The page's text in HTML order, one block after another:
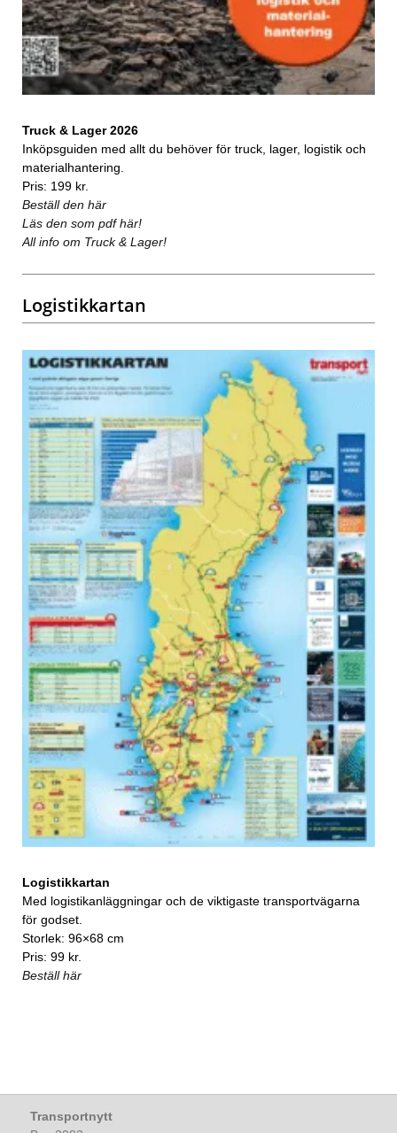
Truck & Lager 2026
Inköpsguiden med allt du behöver för truck, lager, logistik och
materialhantering.
Pris: 199 kr.
Beställ den här
Läs den som pdf här!
All info om Truck & Lager!
Logistikkartan
Logistikkartan
Med logistikanläggningar och de viktigaste transportvägarna
för godset.
Storlek: 96×68 cm
Pris: 99 kr.
Beställ här
Transportnytt